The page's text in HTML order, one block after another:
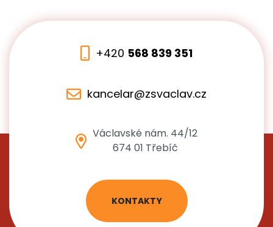
+420 568 839 351
kancelar@zsvaclav.cz
Václavské nám. 44/12
674 01 Třebíč
KONTAKTY